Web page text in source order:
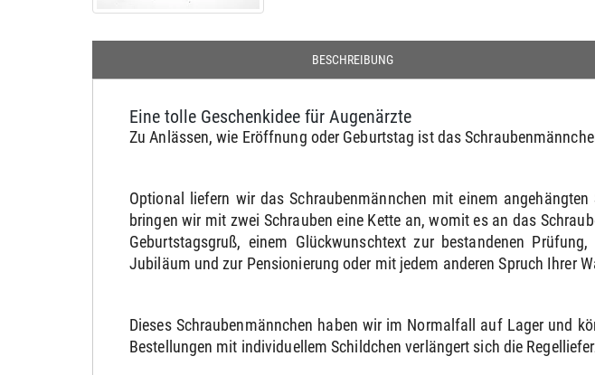
BESCHREIBUNG
Eine tolle Geschenkidee für Augenärzte
Zu Anlässen, wie Eröffnung oder Geburtstag ist das
Optional liefern wir das Schraubenmännchen mit einem
bringen wir mit zwei Schrauben eine Kette an, womit es an das
Geburtstagsgruß, einem Glückwunschtext zur bestandenen
Jubiläum und zur Pensionierung oder mit jedem anderen Spruch Ihrer
Dieses Schraubenmännchen haben wir im Normalfall auf Lager und
Bestellungen mit individuellem Schildchen verlängert sich die